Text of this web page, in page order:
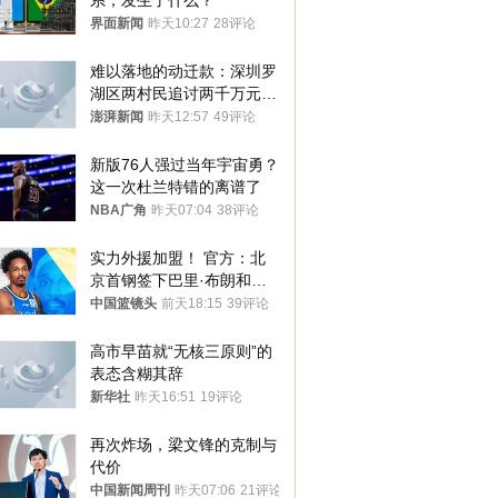
界面新闻 昨天10:27 28评论
难以落地的动迁款：深圳罗
湖区两村民追讨两千万元动
迁款八年未果
澎湃新闻 昨天12:57 49评论
新版76人强过当年宇宙勇？
这一次杜兰特错的离谱了
NBA广角 昨天07:04 38评论
实力外援加盟！ 官方：北
京首钢签下巴里·布朗和桑
普森
中国篮镜头 前天18:15 39评论
高市早苗就“无核三原则”的
表态含糊其辞
新华社 昨天16:51 19评论
再次炸场，梁文锋的克制与
代价
中国新闻周刊 昨天07:06 21评论